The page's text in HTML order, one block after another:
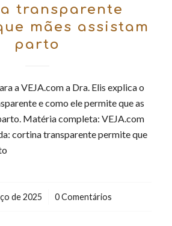
transparente
mães assistam
parto
a VEJA.com a Dra. Elis explica o
e como ele permite que as
Matéria completa: VEJA.com
cortina transparente permite que
de 2025
/ 0 Comentários